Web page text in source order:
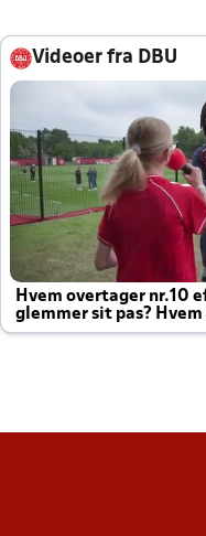
Videoer fra DBU
Hvem overtager nr.10
glemmer sit pas?
altid til efter kampe?